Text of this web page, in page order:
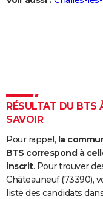
Carte de Noël
Carte Bonne année
Carte Saint-Valentin
Carte Pâques
Carte d'anniversaire
Dictionnaire
Biographies
Citations
Expressions
Proverbes
PROGRAMME TV
COPAINS D'AVANT
S'inscrire
Se connecter
Lycées
Collèges
Primaires
Universités
Entreprises
Service militaire
Avis de recherche
AVIS DE DÉCÈS
RÉSULTAT DU BTS
SAVOIR
Pour rappel, la
BTS correspond à
inscrit. Pour trouver
Châteauneuf (73390),
liste des candidats